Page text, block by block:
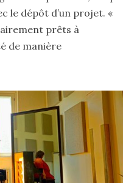
le dépôt d’un projet. «
prêts à
de manière